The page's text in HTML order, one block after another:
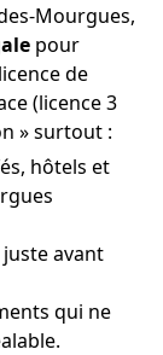
Mourgues,
pour
de
(licence 3
» surtout :
hôtels et
avant
qui ne